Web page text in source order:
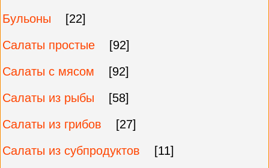
Бульоны
[22]
Салаты простые
[92]
Салаты с мясом
[92]
Салаты из рыбы
[58]
Салаты из грибов
[27]
Салаты из субпродуктов
[11]